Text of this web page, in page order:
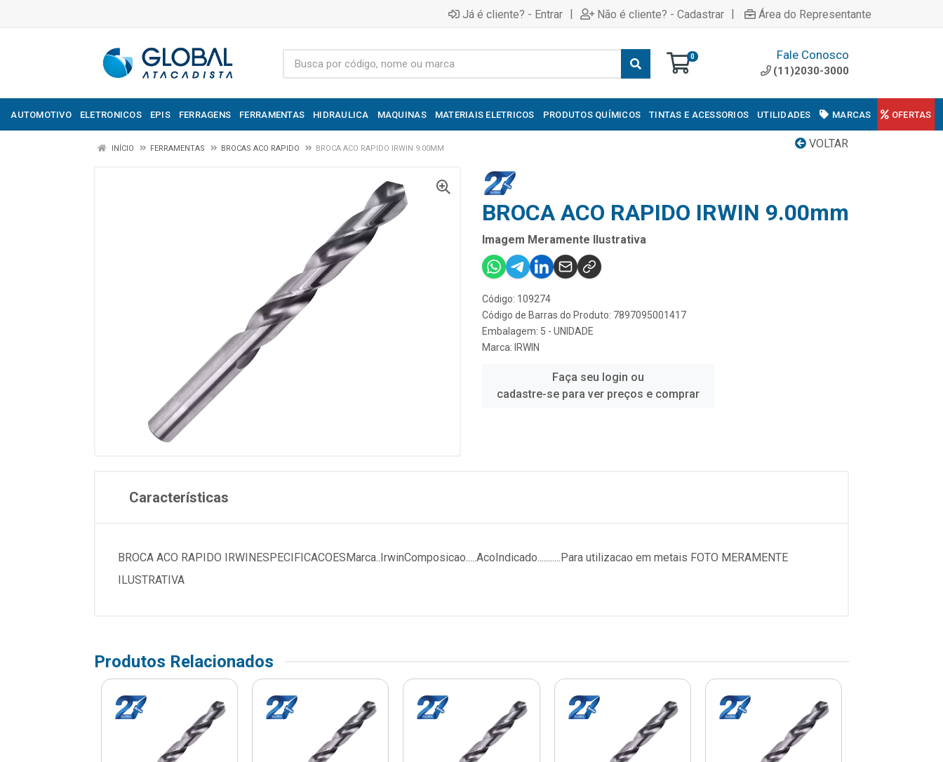
Já é cliente? - Entrar | Não é cliente? - Cadastrar | Área do Representante
0 Fale Conosco
(11)2030-3000
AUTOMOTIVO ELETRONICOS EPIS FERRAGENS FERRAMENTAS HIDRAULICA MAQUINAS MATERIAIS ELETRICOS PRODUTOS QUÍMICOS TINTAS E ACESSORIOS UTILIDADES MARCAS OFERTAS
VOLTAR
INÍCIO FERRAMENTAS BROCAS ACO RAPIDO BROCA ACO RAPIDO IRWIN 9.00MM
BROCA ACO RAPIDO IRWIN 9.00mm
Imagem Meramente Ilustrativa
Código: 109274
Código de Barras do Produto: 7897095001417
Embalagem: 5 - UNIDADE
Marca: IRWIN
Faça seu login ou
cadastre-se para ver preços e comprar
Características
BROCA ACO RAPIDO IRWINESPECIFICACOESMarca..IrwinComposicao.....AcoIndicado...........Para utilizacao em metais FOTO MERAMENTE
ILUSTRATIVA
Produtos Relacionados